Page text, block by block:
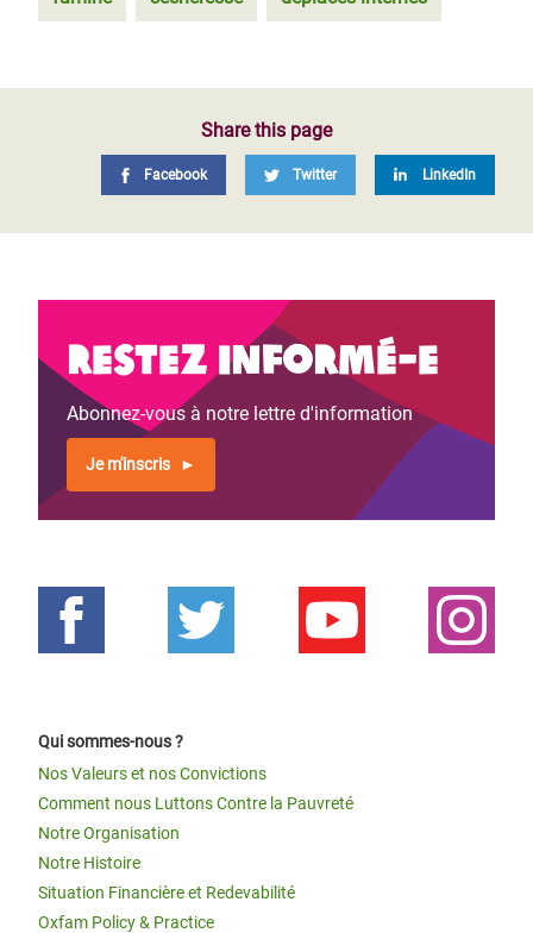
Share this page
Facebook Twitter LinkedIn
Restez informé-e
Abonnez-vous à notre lettre d'information
Je m'inscris
Qui sommes-nous ?
Nos Valeurs et nos Convictions
Comment nous Luttons Contre la Pauvreté
Notre Organisation
Notre Histoire
Situation Financière et Redevabilité
Oxfam Policy & Practice